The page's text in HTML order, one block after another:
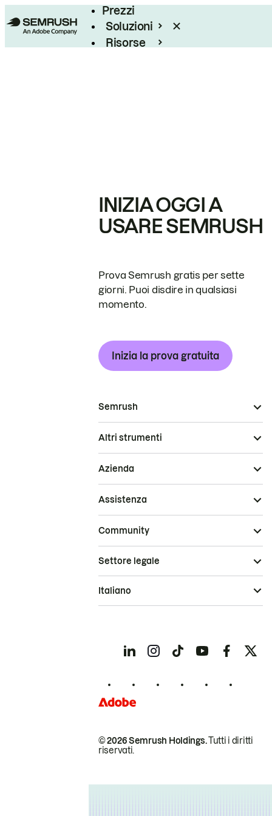
Prezzi
Soluzioni
Risorse
INIZIA OGGI A
USARE SEMRUSH
Prova Semrush gratis per sette
giorni. Puoi disdire in qualsiasi
momento.
Inizia la prova gratuita
Semrush
Altri strumenti
Azienda
Assistenza
Community
© 2026 Semrush Holdings.Tutti i diritti
riservati.
Settore legale
Italiano